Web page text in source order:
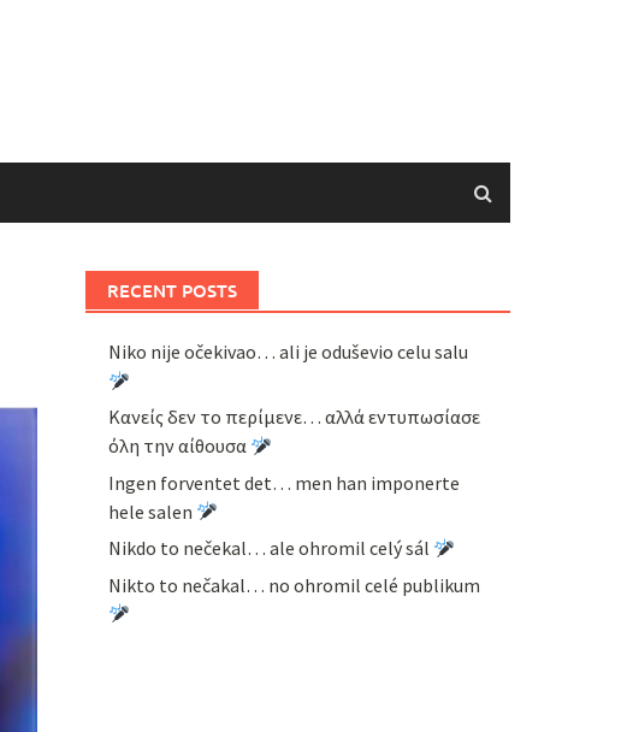
RECENT POSTS
Niko nije očekivao… ali je oduševio celu salu
Κανείς δεν το περίμενε… αλλά εντυπωσίασε
όλη την αίθουσα
Ingen forventet det… men han imponerte
hele salen
Nikdo to nečekal… ale ohromil celý sál
Nikto to nečakal… no ohromil celé publikum